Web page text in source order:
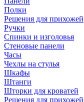
Полки
Решения для прихожей
Ручки
Спинки и изголовья
Стеновые панели
Часы
Чехлы на стулья
Шкафы
Штанги
Шторки для кроватей
Решения для прихожей